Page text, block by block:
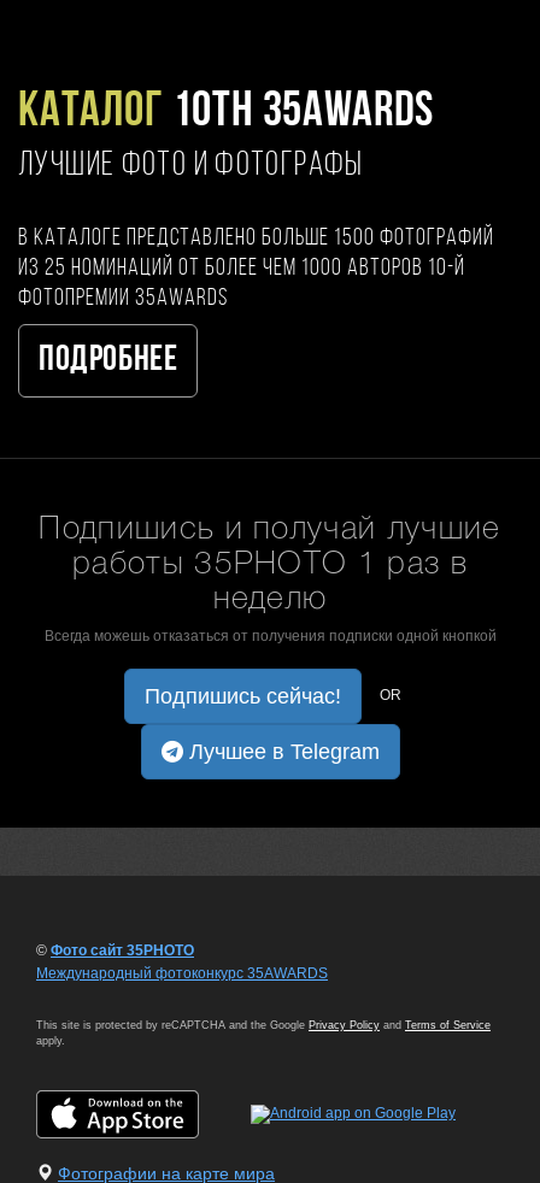
Каталог 10TH 35AWARDS
ЛУЧШИЕ ФОТО И ФОТОГРАФЫ
В каталоге представлено больше 1500 фотографий
из 25 номинаций от более чем 1000 авторов 10-й
фотопремии 35AWARDS
Подробнее
Подпишись и получай лучшие
работы 35PHOTO 1 раз в
неделю
Всегда можешь отказаться от получения подписки одной кнопкой
Подпишись сейчас! OR
Лучшее в Telegram
© Фото сайт 35PHOTO
Международный фотоконкурс 35AWARDS
This site is protected by reCAPTCHA and the Google Privacy Policy and Terms of Service
apply.
Фотографии на карте мира